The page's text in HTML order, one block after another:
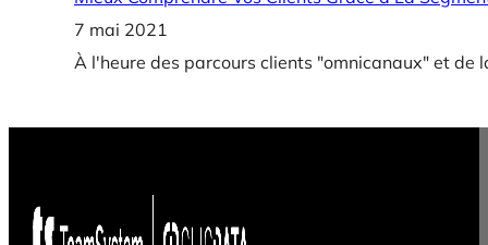
7 mai 2021
À l'heure des parcours clients "omnicanaux" et